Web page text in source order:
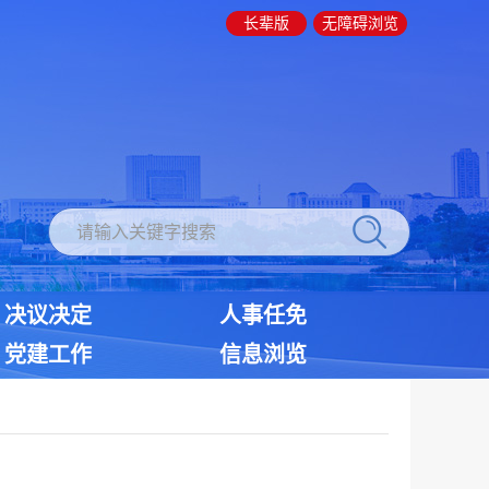
长辈版 无障碍浏览
决议决定
人事任免
党建工作 信息浏览